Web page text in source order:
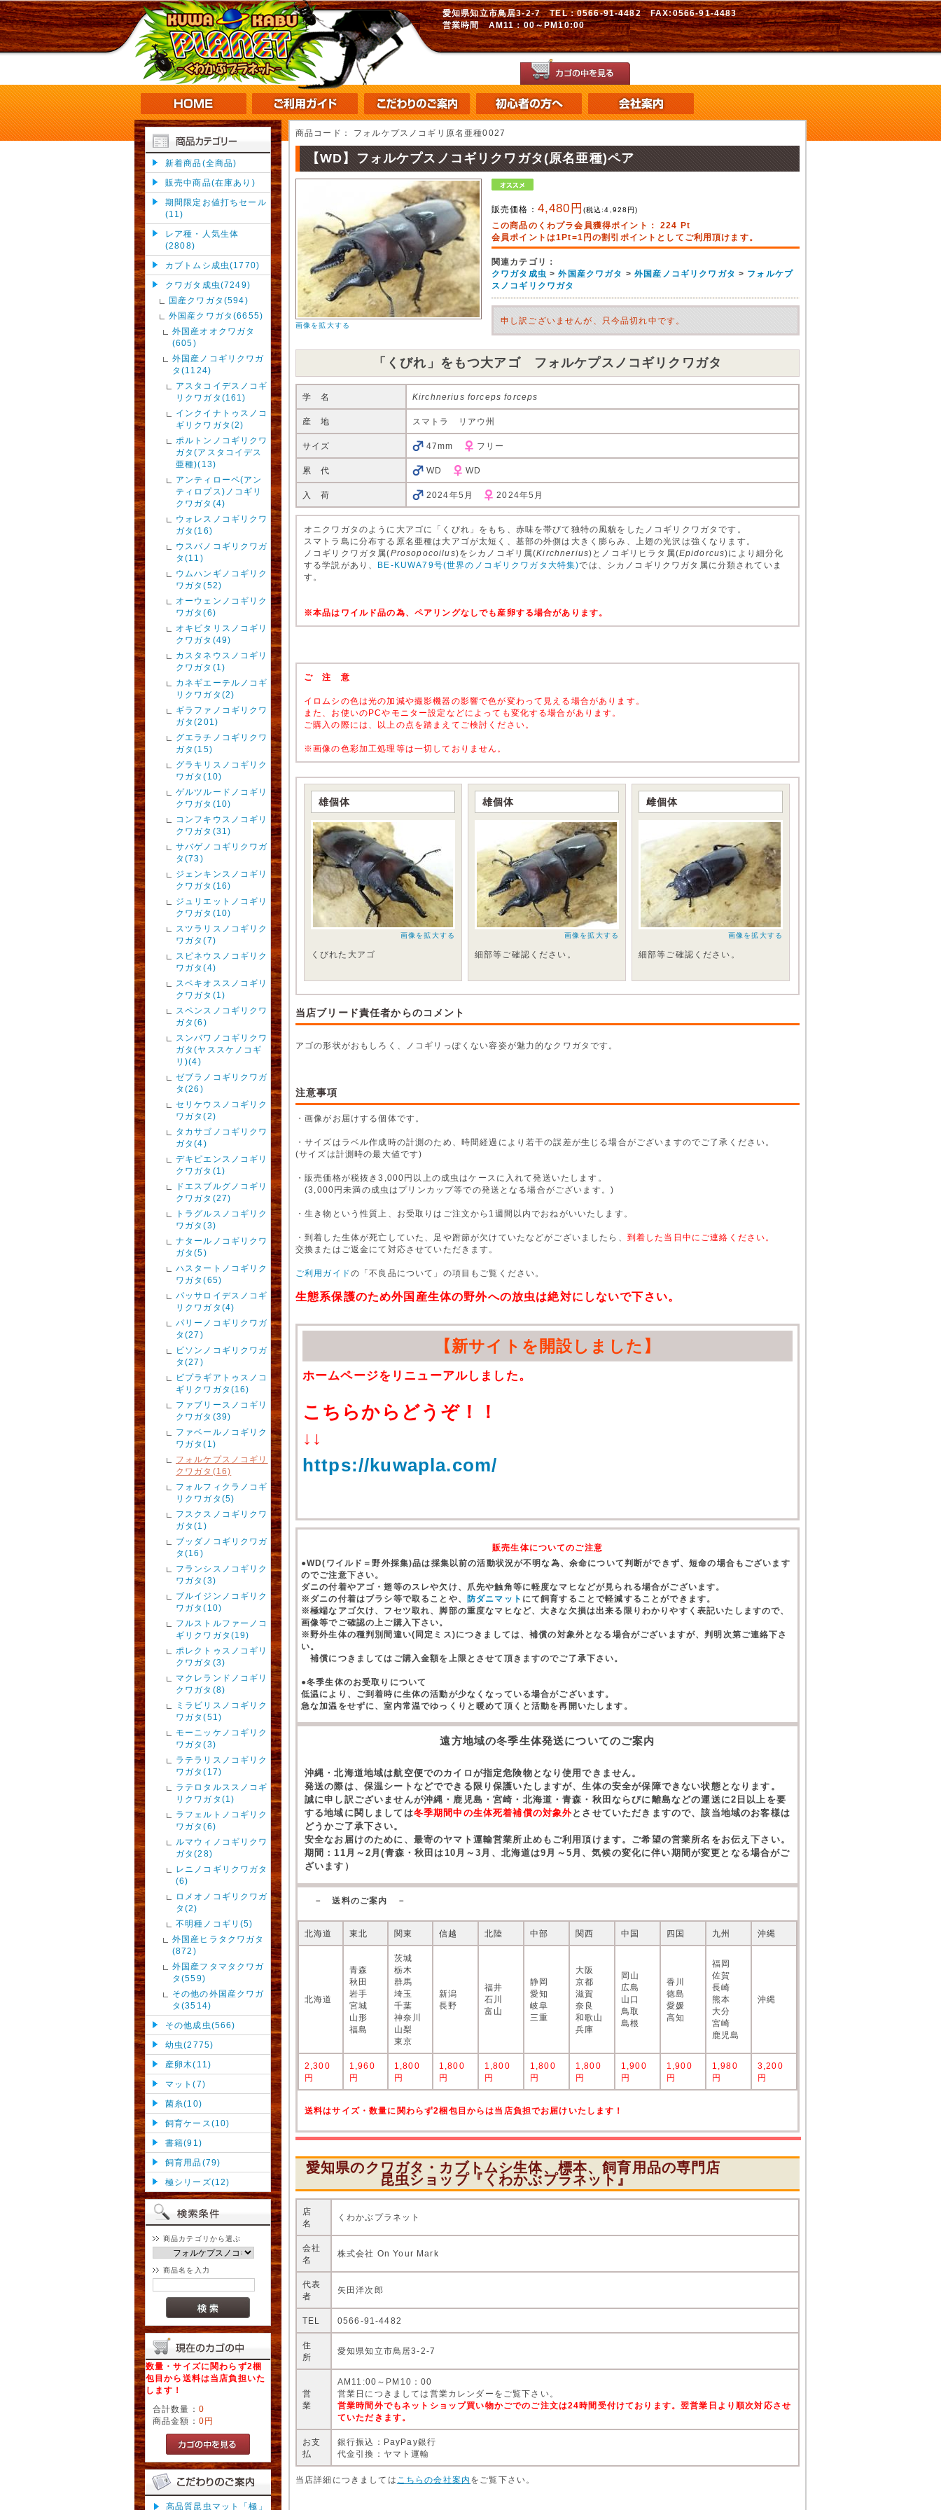
愛知県知立市鳥居3-2-7 TEL：0566-91-4482 FAX:0566-91-4483
営業時間 AM11：00～PM10:00
新着商品(全商品)
販売中商品(在庫あり)
期間限定お値打ちセール
(11)
レア種・人気生体
(2808)
カブトムシ成虫(1770)
クワガタ成虫(7249)
国産クワガタ(594)
外国産クワガタ(6655)
外国産オオクワガタ
(605)
外国産ノコギリクワガ
タ(1124)
アスタコイデスノコギ
リクワガタ(161)
インクイナトゥスノコ
ギリクワガタ(2)
ポルトンノコギリクワ
ガタ(アスタコイデス
亜種)(13)
アンティローペ(アン
ティロプス)ノコギリ
クワガタ(4)
ウォレスノコギリクワ
ガタ(16)
ウスバノコギリクワガ
タ(11)
ウムハンギノコギリク
ワガタ(52)
オーウェンノコギリク
ワガタ(6)
オキピタリスノコギリ
クワガタ(49)
カスタネウスノコギリ
クワガタ(1)
カネギエーテルノコギ
リクワガタ(2)
ギラファノコギリクワ
ガタ(201)
グエラチノコギリクワ
ガタ(15)
グラキリスノコギリク
ワガタ(10)
ゲルツルードノコギリ
クワガタ(10)
コンフキウスノコギリ
クワガタ(31)
サバゲノコギリクワガ
タ(73)
ジェンキンスノコギリ
クワガタ(16)
ジュリエットノコギリ
クワガタ(10)
スツラリスノコギリク
ワガタ(7)
スピネウスノコギリク
ワガタ(4)
スペキオススノコギリ
クワガタ(1)
スペンスノコギリクワ
ガタ(6)
スンバワノコギリクワ
ガタ(ヤススケノコギ
リ)(4)
ゼブラノコギリクワガ
タ(26)
セリケウスノコギリク
ワガタ(2)
タカサゴノコギリクワ
ガタ(4)
デキピエンスノコギリ
クワガタ(1)
ドエスブルグノコギリ
クワガタ(27)
トラグルスノコギリク
ワガタ(3)
ナタールノコギリクワ
ガタ(5)
ハスタートノコギリク
ワガタ(65)
パッサロイデスノコギ
リクワガタ(4)
パリーノコギリクワガ
タ(27)
ビソンノコギリクワガ
タ(27)
ビプラギアトゥスノコ
ギリクワガタ(16)
ファブリースノコギリ
クワガタ(39)
ファベールノコギリク
ワガタ(1)
フォルケプスノコギリ
クワガタ(16)
フォルフィクラノコギ
リクワガタ(5)
フスクスノコギリクワ
ガタ(1)
ブッダノコギリクワガ
タ(16)
フランシスノコギリク
ワガタ(3)
ブルイジンノコギリク
ワガタ(10)
フルストルファーノコ
ギリクワガタ(19)
ポレクトゥスノコギリ
クワガタ(3)
マクレランドノコギリ
クワガタ(8)
ミラビリスノコギリク
ワガタ(51)
モーニッケノコギリク
ワガタ(3)
ラテラリスノコギリク
ワガタ(17)
ラテロタルススノコギ
リクワガタ(1)
ラフェルトノコギリク
ワガタ(6)
ルマウィノコギリクワ
ガタ(28)
レニノコギリクワガタ
(6)
ロメオノコギリクワガ
タ(2)
不明種ノコギリ(5)
外国産ヒラタクワガタ
(872)
外国産フタマタクワガ
タ(559)
その他の外国産クワガ
タ(3514)
その他成虫(566)
幼虫(2775)
産卵木(11)
マット(7)
菌糸(10)
飼育ケース(10)
書籍(91)
飼育用品(79)
極シリーズ(12)
商品カテゴリから選ぶ
商品名を入力
数量・サイズに関わらず2梱
包目から送料は当店負担いた
します！
合計数量： 0
商品金額： 0円
高品質昆虫マット「極」
商品コード： フォルケプスノコギリ原名亜種0027
【WD】フォルケプスノコギリクワガタ(原名亜種)ペア
画像を拡大する
販売価格： 4,480円 (税込:4,928 円)
この商品のくわプラ会員獲得ポイント：224 Pt
会員ポイントは1Pt=1円の割引ポイントとしてご利用頂けます。
関連カテゴリ：
クワガタ成虫 >外国産クワガタ >外国産ノコギリクワガタ > フォルケプ
スノコギリクワガタ
申し訳ございませんが、只今品切れ中です。
「くびれ」をもつ大アゴ フォルケプスノコギリクワガタ
学 名 Kirchnerius forceps forceps
産 地 スマトラ リアウ州
サイズ 47mm フリー
累 代 WD WD
入 荷 2024年5月 2024年5月
オニクワガタのように大アゴに「くびれ」をもち、赤味を帯びて独特の風貌をしたノコギリクワガタです。
スマトラ島に分布する原名亜種は大アゴが太短く、基部の外側は大きく膨らみ、上翅の光沢は強くなります。
ノコギリクワガタ属(Prosopocoilus)をシカノコギリ属(Kirchnerius)とノコギリヒラタ属(Epidorcus)により細分化
する学説があり、 BE-KUWA79号(世界のノコギリクワガタ大特集)では、シカノコギリクワガタ属に分類されていま
す。
※本品はワイルド品の為、ペアリングなしでも産卵する場合があります。
ご 注 意
イロムシの色は光の加減や撮影機器の影響で色が変わって見える場合があります。
また、お使いのPCやモニター設定などによっても変化する場合があります。
ご購入の際には、以上の点を踏まえてご検討ください。
※画像の色彩加工処理等は一切しておりません。
雄個体
画像を拡大する
くびれた大アゴ
雄個体
画像を拡大する
細部等ご確認ください。
雌個体
画像を拡大する
細部等ご確認ください。
当店ブリード責任者からのコメント
アゴの形状がおもしろく、ノコギリっぽくない容姿が魅力的なクワガタです。
注意事項
・画像がお届けする個体です。
・サイズはラベル作成時の計測のため、時間経過により若干の誤差が生じる場合がございますのでご了承ください。
(サイズは計測時の最大値です)
・販売価格が税抜き3,000円以上の成虫はケースに入れて発送いたします。
(3,000円未満の成虫はプリンカップ等での発送となる場合がございます。)
・生き物という性質上、お受取りはご注文から1週間以内でおねがいいたします。
・到着した生体が死亡していた、足や跗節が欠けていたなどがございましたら、 到着した当日中にご連絡ください。
交換またはご返金にて対応させていただきます。
ご利用ガイドの「不良品について」の項目もご覧ください。
生態系保護のため外国産生体の野外への放虫は絶対にしないで下さい。
【新サイトを開設しました】
ホームページをリニューアルしました。
こちらからどうぞ！！
↓↓
https://kuwapla.com/
販売生体についてのご注意
●WD(ワイルド＝野外採集)品は採集以前の活動状況が不明な為、余命について判断ができず、短命の場合もございます
のでご注意下さい。
ダニの付着やアゴ・翅等のスレや欠け、爪先や触角等に軽度なマヒなどが見られる場合がございます。
※ダニの付着はブラシ等で取ることや、 防ダニマット にて飼育することで軽減することができます。
※極端なアゴ欠け、フセツ取れ、脚部の重度なマヒなど、大きな欠損は出来る限りわかりやすく表記いたしますので、
画像等でご確認の上ご購入下さい。
※野外生体の種判別間違い(同定ミス)につきましては、補償の対象外となる場合がございますが、判明次第ご連絡下さ
い。
補償につきましてはご購入金額を上限とさせて頂きますのでご了承下さい。
●冬季生体のお受取りについて
低温により、ご到着時に生体の活動が少なくなっている場合がございます。
急な加温をせずに、室内常温でゆっくりと暖めて頂くと活動を再開いたします。
遠方地域の冬季生体発送についてのご案内
沖縄・北海道地域は航空便でのカイロが指定危険物となり使用できません。
発送の際は、保温シートなどでできる限り保護いたしますが、生体の安全が保障できない状態となります。
誠に申し訳ございませんが沖縄・鹿児島・宮崎・北海道・青森・秋田ならびに離島などの運送に2日以上を要
する地域に関しましては冬季期間中の生体死着補償の対象外とさせていただきますので、該当地域のお客様は
どうかご了承下さい。
安全なお届けのために、最寄のヤマト運輸営業所止めもご利用頂けます。ご希望の営業所名をお伝え下さい。
期間：11月～2月(青森・秋田は10月～3月、北海道は9月～5月、気候の変化に伴い期間が変更となる場合がご
ざいます）
－ 送料のご案内 －
北海道 東北 関東 信越 北陸 中部 関西 中国 四国 九州 沖縄
北海道
青森
秋田
岩手
宮城
山形
福島
茨城
栃木
群馬
埼玉
千葉
神奈川
山梨
東京
新潟
長野
福井
石川
富山
静岡
愛知
岐阜
三重
大阪
京都
滋賀
奈良
和歌山
兵庫
岡山
広島
山口
鳥取
島根
香川
徳島
愛媛
高知
福岡
佐賀
長崎
熊本
大分
宮崎
鹿児島
沖縄
2,300
円
1,960
円
1,800
円
1,800
円
1,800
円
1,800
円
1,800
円
1,900
円
1,900
円
1,980
円
3,200
円
送料はサイズ・数量に関わらず2梱包目からは当店負担でお届けいたします！
愛知県のクワガタ・カブトムシ生体、標本、飼育用品の専門店
昆虫ショップ『くわかぶプラネット』
店
名
くわかぶプラネット
会社
名
株式会社 On Your Mark
代表
者
矢田洋次郎
TEL 0566-91-4482
住
所
愛知県知立市鳥居3-2-7
営
業
AM11:00～PM10：00
営業日につきましては営業カレンダーをご覧下さい。
営業時間外でもネットショップ買い物かごでのご注文は24時間受付けております。翌営業日より順次対応させ
ていただきます。
お支
払
銀行振込：PayPay銀行
代金引換：ヤマト運輸
当店詳細につきましては こちらの会社案内 をご覧下さい。